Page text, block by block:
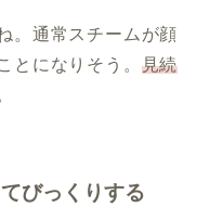
。通常スチームが顔
とになりそう。 見続
びっくりする